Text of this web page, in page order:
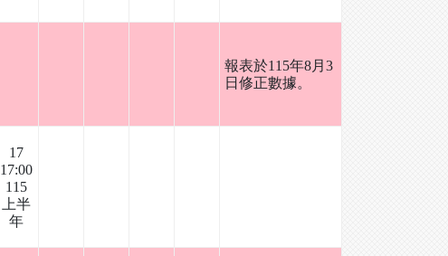
報表於115年8月3
日修正數據。
17
17:00
115
上半
年